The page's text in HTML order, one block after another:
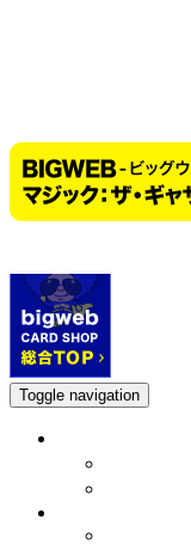
Toggle navigation